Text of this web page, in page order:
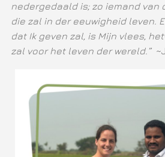
nedergedaald is; zo iemand van
die zal in der eeuwigheid leven.
dat Ik geven zal, is Mijn vlees,
zal voor het leven der wereld.”